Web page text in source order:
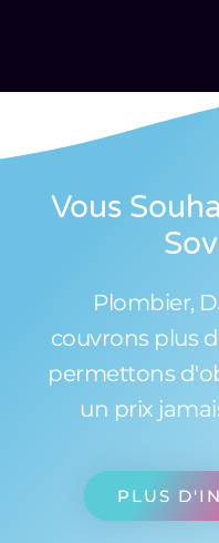
Vous
Plombier,
couvrons plus
permettons
un prix
PLUS